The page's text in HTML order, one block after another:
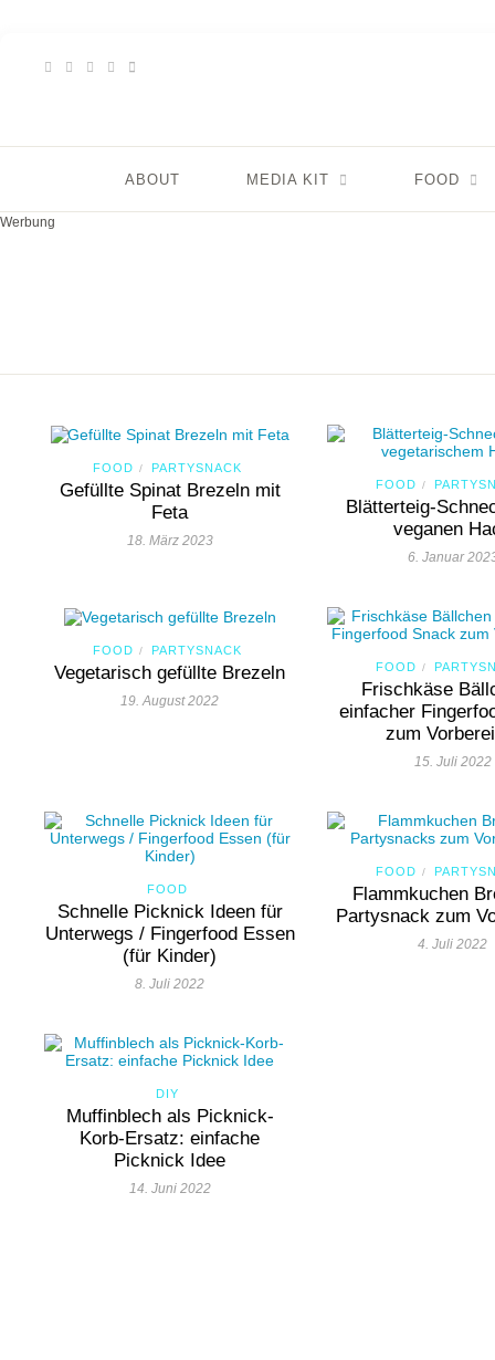
ABOUT MEDIA KIT FOOD
Werbung
FOOD / PARTYSNACK
Gefüllte Spinat Brezeln mit
Feta
18. März 2023
FOOD /
Blätterteig-
veganen
6. Januar
FOOD / PARTYSNACK
Vegetarisch gefüllte Brezeln
19. August 2022
FOOD /
Frischkäse
einfacher
zum
15. Juli 2022
FOOD
Schnelle Picknick Ideen für
Unterwegs / Fingerfood Essen
(für Kinder)
8. Juli 2022
FOOD /
Flammkuchen
Partysnack zum
4. Juli 2022
DIY
Muffinblech als Picknick-
Korb-Ersatz: einfache
Picknick Idee
14. Juni 2022